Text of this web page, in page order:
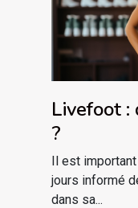
Livefoot :
?
Il est
jours informé
dans sa...